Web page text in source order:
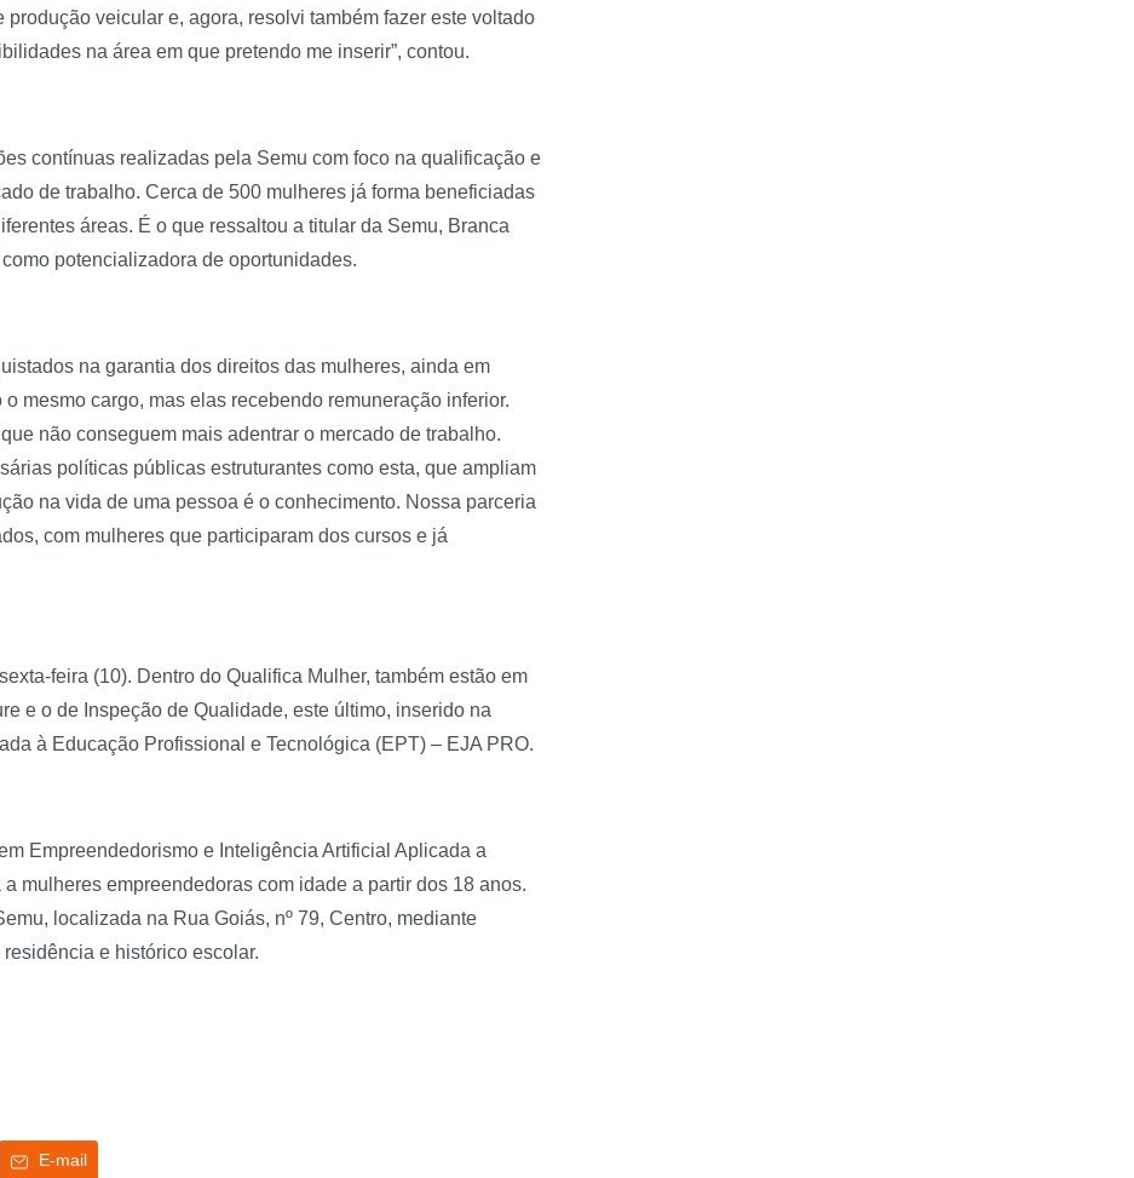
veicular e, agora, resolvi também fazer este voltado
na área em que pretendo me inserir”, contou.
contínuas realizadas pela Semu com foco na qualificação e
de trabalho. Cerca de 500 mulheres já forma beneficiadas
áreas. É o que ressaltou a titular da Semu, Branca
potencializadora de oportunidades.
na garantia dos direitos das mulheres, ainda em
mesmo cargo, mas elas recebendo remuneração inferior.
não conseguem mais adentrar o mercado de trabalho.
políticas públicas estruturantes como esta, que ampliam
na vida de uma pessoa é o conhecimento. Nossa parceria
com mulheres que participaram dos cursos e já
feira (10). Dentro do Qualifica Mulher, também estão em
e o de Inspeção de Qualidade, este último, inserido na
à Educação Profissional e Tecnológica (EPT) – EJA PRO.
Empreendedorismo e Inteligência Artificial Aplicada a
mulheres empreendedoras com idade a partir dos 18 anos.
localizada na Rua Goiás, nº 79, Centro, mediante
e histórico escolar.
E-mail